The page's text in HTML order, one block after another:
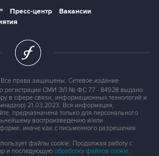
Пресс-центр
Вакансии
права защищены. Сетевое издание
о регистрации СМИ ЭЛ № ФС 77 - 84928 выдано
в сфере связи, информационных технологий и
21.03.2023. Вся информация,
предназначена только для персонального
воспроизведению и/или
иначе как с письменного разрешения
файлы cookie. Продолжая работу с
и последующую обработку файлов cookie.